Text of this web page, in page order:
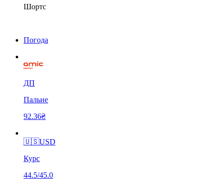
Шортс
Погода
ДП
Пальне
92.36₴
🇺🇸USD
Курс
44.5/45.0